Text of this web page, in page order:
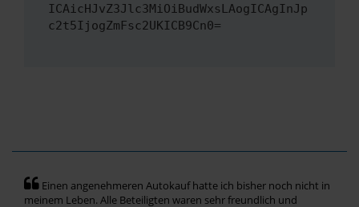
ICAicHJvZ3Jlc3MiOiBudWxsLAogICAgInJp
c2t5IjogZmFsc2UKICB9Cn0=
Einen angenehmeren Autokauf hatte ich bisher noch nicht in
meinem Leben. Alle Beteiligten waren sehr freundlich und